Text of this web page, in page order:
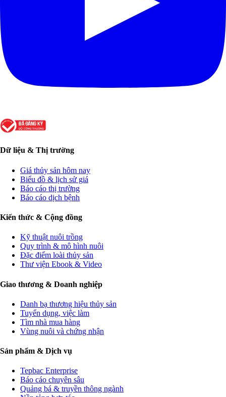
Dữ liệu & Thị trường
Giá thủy sản hôm nay
Biểu đồ & lịch sử giá
Báo cáo thị trường
Báo cáo dịch bệnh
Kiến thức & Cộng đồng
Kỹ thuật nuôi trồng
Quy trình & mô hình nuôi
Đặc điểm loài thủy sản
Thư viện Ebook & Video
Giao thương & Doanh nghiệp
Danh bạ thương hiệu thủy sản
Tuyển dụng, việc làm
Tìm nhà mua hàng
Vùng nuôi và chứng nhận
Sản phẩm & Dịch vụ
Tepbac Enterprise
Báo cáo chuyên sâu
Quảng bá & truyền thông ngành